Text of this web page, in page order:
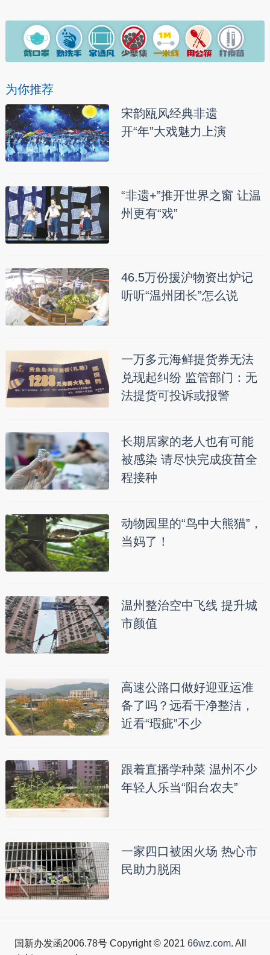
为你推荐
宋韵瓯风经典非遗
开“年”大戏魅力上演
“非遗+”推开世界之窗 让温
州更有“戏”
46.5万份援沪物资出炉记
听听“温州团长”怎么说
一万多元海鲜提货券无法
兑现起纠纷 监管部门：无
法提货可投诉或报警
长期居家的老人也有可能
被感染 请尽快完成疫苗全
程接种
动物园里的“鸟中大熊猫”，
当妈了！
温州整治空中飞线 提升城
市颜值
高速公路口做好迎亚运准
备了吗？远看干净整洁，
近看“瑕疵”不少
跟着直播学种菜 温州不少
年轻人乐当“阳台农夫”
一家四口被困火场 热心市
民助力脱困
国新办发函2006.78号 Copyright © 2021 66wz.com. All